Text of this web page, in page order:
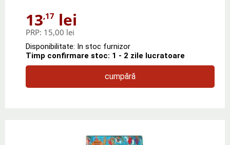
13,17 lei
PRP: 15,00 lei
Disponibilitate: In stoc furnizor
Timp confirmare stoc: 1 - 2 zile lucratoare
cumpără